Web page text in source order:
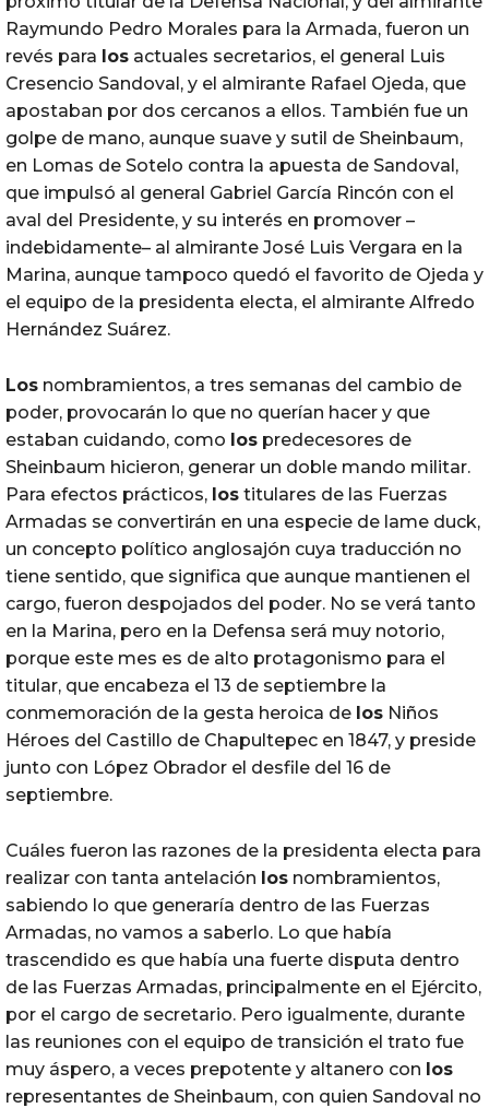
Raymundo Pedro Morales para la Armada, fueron un
revés para los actuales secretarios, el general Luis
Cresencio Sandoval, y el almirante Rafael Ojeda, que
apostaban por dos cercanos a ellos. También fue un
golpe de mano, aunque suave y sutil de Sheinbaum,
en Lomas de Sotelo contra la apuesta de Sandoval,
que impulsó al general Gabriel García Rincón con el
aval del Presidente, y su interés en promover –
indebidamente– al almirante José Luis Vergara en la
Marina, aunque tampoco quedó el favorito de Ojeda y
el equipo de la presidenta electa, el almirante Alfredo
Hernández Suárez.
Los nombramientos, a tres semanas del cambio de
poder, provocarán lo que no querían hacer y que
estaban cuidando, como los predecesores de
Sheinbaum hicieron, generar un doble mando militar.
Para efectos prácticos, los titulares de las Fuerzas
Armadas se convertirán en una especie de lame duck,
un concepto político anglosajón cuya traducción no
tiene sentido, que significa que aunque mantienen el
cargo, fueron despojados del poder. No se verá tanto
en la Marina, pero en la Defensa será muy notorio,
porque este mes es de alto protagonismo para el
titular, que encabeza el 13 de septiembre la
conmemoración de la gesta heroica de los Niños
Héroes del Castillo de Chapultepec en 1847, y preside
junto con López Obrador el desfile del 16 de
septiembre.
Cuáles fueron las razones de la presidenta electa para
realizar con tanta antelación los nombramientos,
sabiendo lo que generaría dentro de las Fuerzas
Armadas, no vamos a saberlo. Lo que había
trascendido es que había una fuerte disputa dentro
de las Fuerzas Armadas, principalmente en el Ejército,
por el cargo de secretario. Pero igualmente, durante
las reuniones con el equipo de transición el trato fue
muy áspero, a veces prepotente y altanero con los
representantes de Sheinbaum, con quien Sandoval no